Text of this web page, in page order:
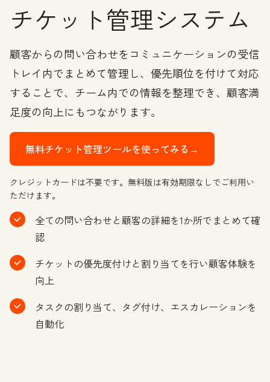
チケット管理システム
顧客からの問い合わせをコミュニケーションの受信
トレイ内でまとめて管理し、優先順位を付けて対応
することで、チーム内での情報を整理でき、顧客満
足度の向上にもつながります。
無料チケット管理ツールを使ってみる→
クレジットカードは不要です。無料版は有効期限なしでご利用い
ただけます。
全ての問い合わせと顧客の詳細を1か所でまとめて確
認
チケットの優先度付けと割り当てを行い顧客体験を
向上
タスクの割り当て、タグ付け、エスカレーションを
自動化